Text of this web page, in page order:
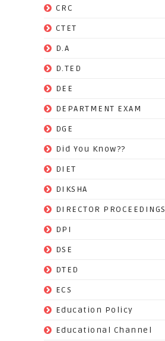
CRC
CTET
D.A
D.TED
DEE
DEPARTMENT EXAM
DGE
Did You Know??
DIET
DIKSHA
DIRECTOR PROCEEDINGS
DPI
DSE
DTED
ECS
Education Policy
Educational Channel